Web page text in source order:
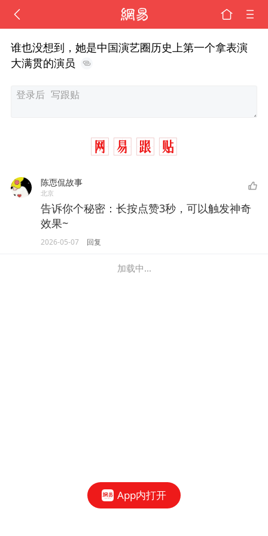
谁也没想到，她是中国演艺圈历史上第一个拿表演
大满贯的演员
陈恧侃故事
北京
告诉你个秘密：长按点赞3秒，可以触发神奇
效果~
2026-05-07 回复
加载中...
App内打开